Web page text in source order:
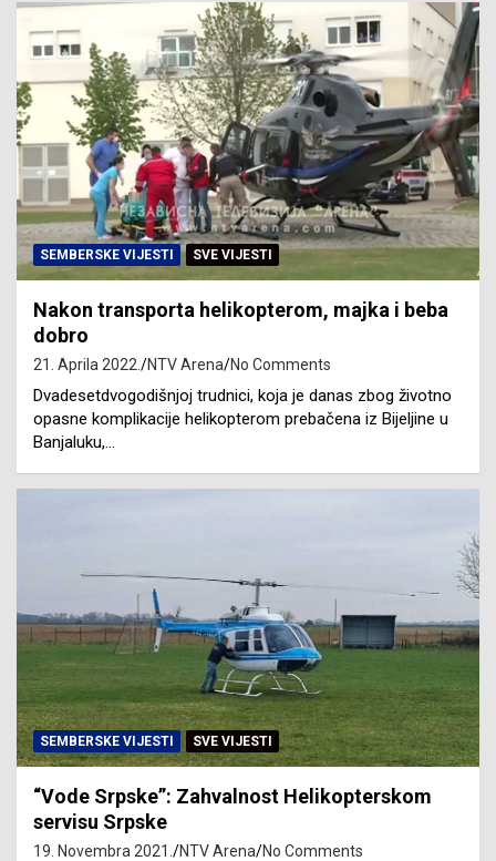
SEMBERSKE VIJESTI SVE VIJESTI
Nakon transporta helikopterom, majka i beba
dobro
21. Aprila 2022. NTV Arena No Comments
Dvadesetdvogodišnjoj trudnici, koja je danas zbog životno
opasne komplikacije helikopterom prebačena iz Bijeljine u
Banjaluku,…
SEMBERSKE VIJESTI SVE VIJESTI
“Vode Srpske”: Zahvalnost Helikopterskom
servisu Srpske
19. Novembra 2021. NTV Arena No Comments